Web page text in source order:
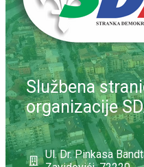
Službena
organizacije
Ul. Dr. Pinkasa